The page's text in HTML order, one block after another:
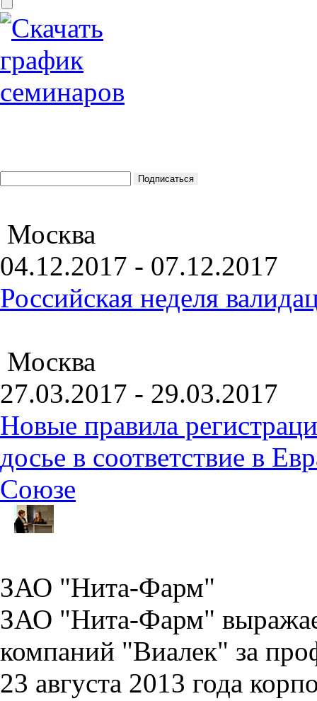
Москва
04.12.2017 - 07.12.2017
Российская неделя
Москва
27.03.2017 - 29.03.2017
Новые правила
досье в соответствие в
Союзе
ЗАО "Нита-Фарм"
ЗАО "Нита-Фарм"
компаний "Виалек" за
23 августа 2013 года